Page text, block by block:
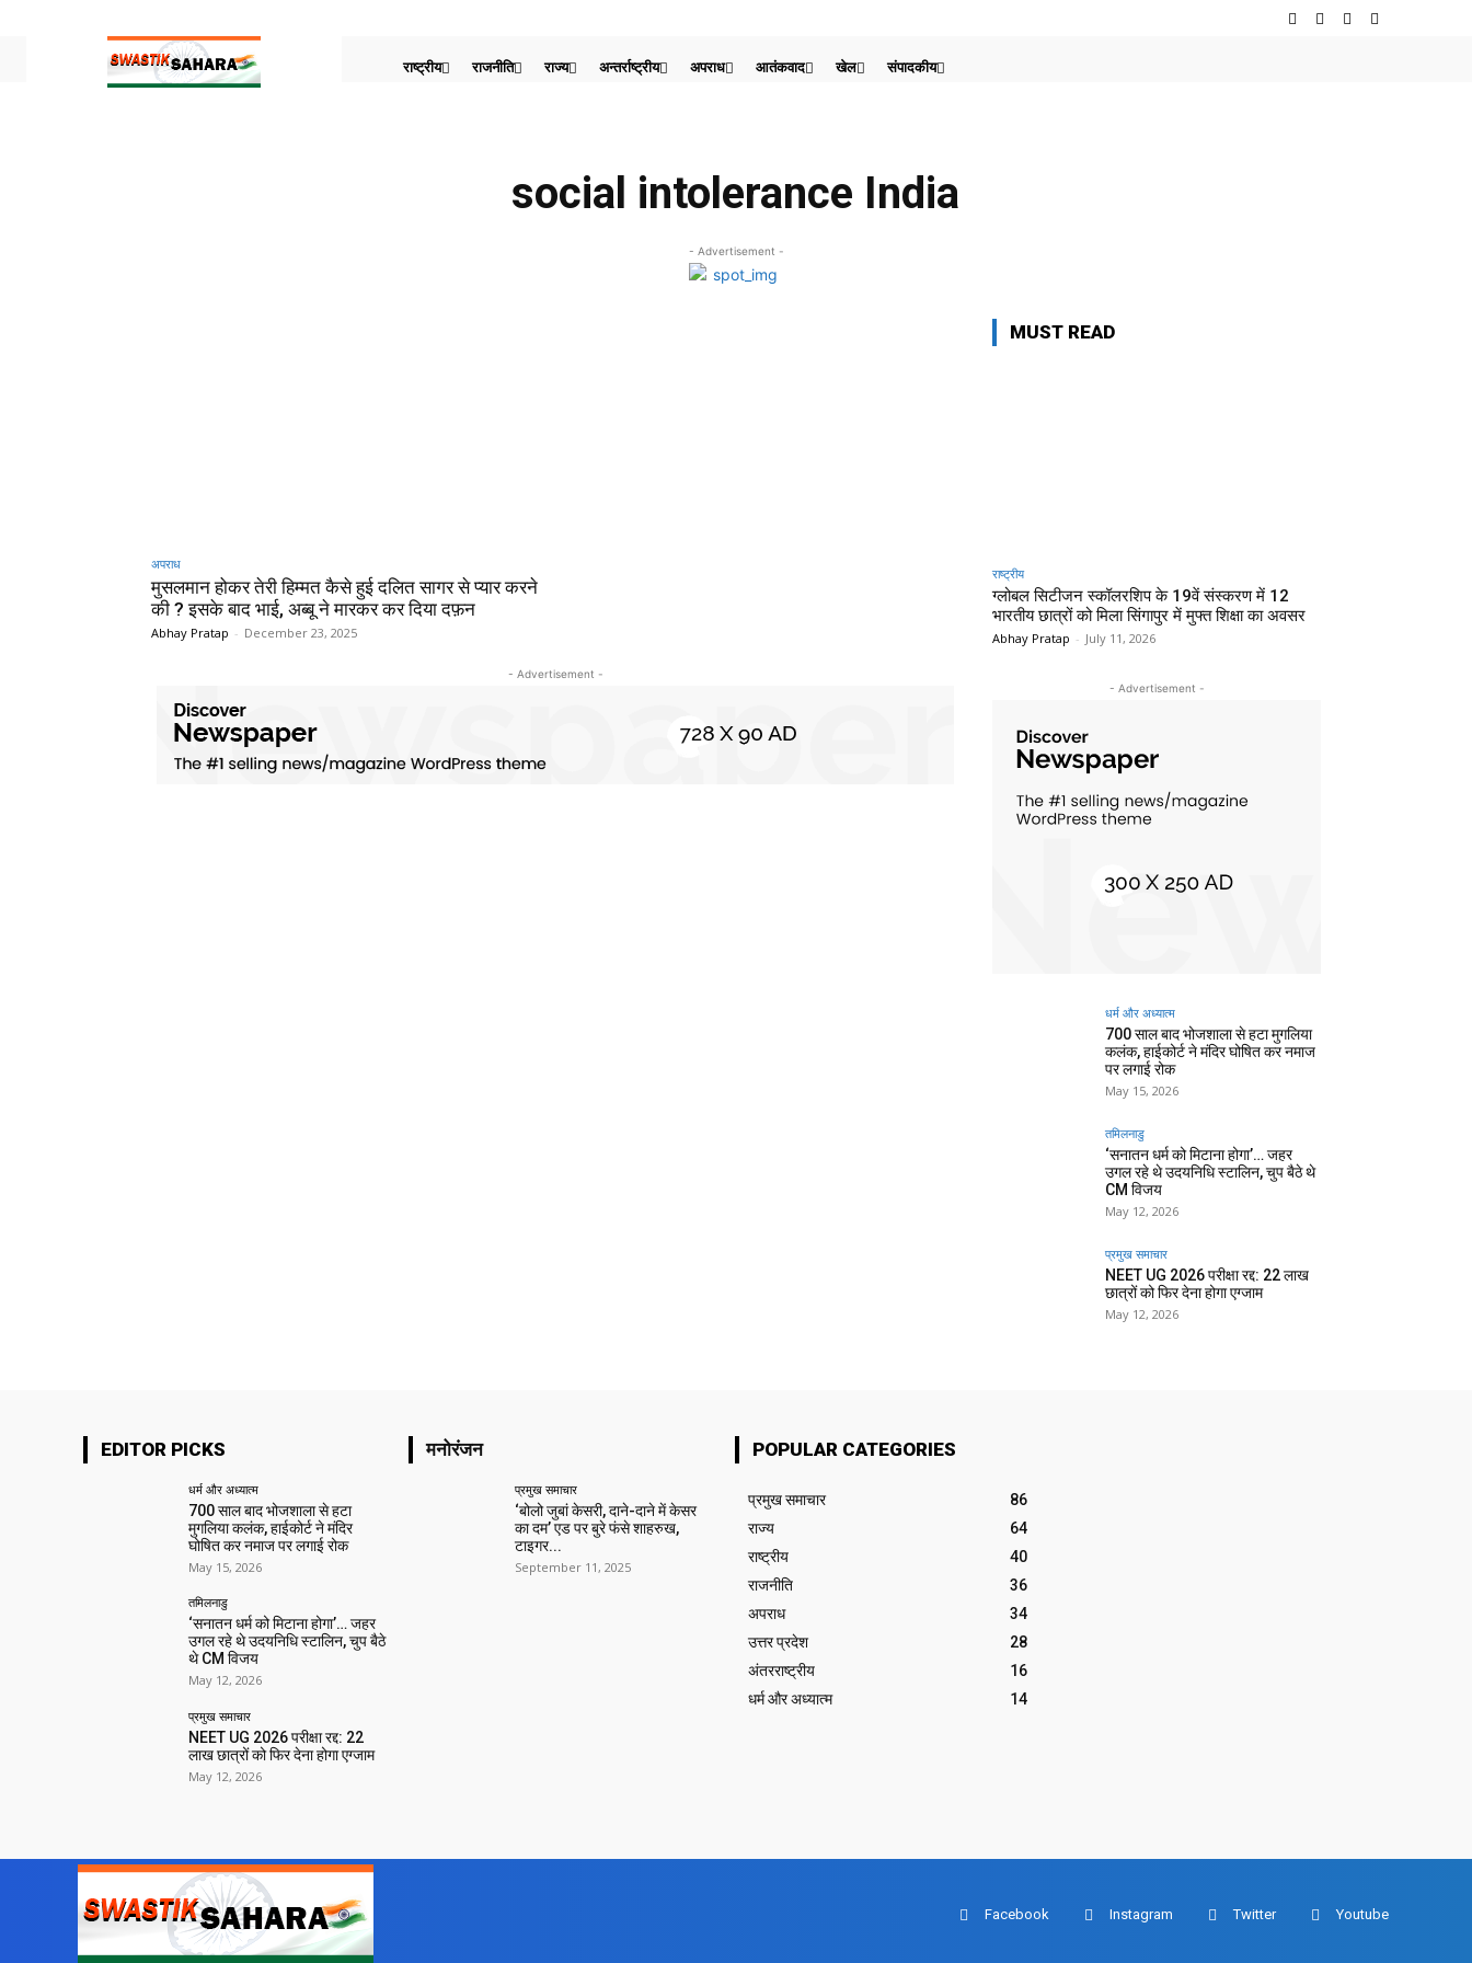
राष्ट्रीय राजनीति राज्य अन्तर्राष्ट्रीय अपराध आतंकवाद खेल संपादकीय
social intolerance India
- Advertisement -
अपराध
मुसलमान होकर तेरी हिम्मत कैसे हुई दलित सागर से प्यार करने
की ? इसके बाद भाई, अब्बू ने मारकर कर दिया दफ़न
Abhay Pratap - December 23, 2025
- Advertisement -
MUST READ
राष्ट्रीय
ग्लोबल सिटीजन स्कॉलरशिप के 19वें संस्करण में 12
भारतीय छात्रों को मिला सिंगापुर में मुफ्त शिक्षा का अवसर
Abhay Pratap - July 11, 2026
- Advertisement -
धर्म और अध्यात्म
700 साल बाद भोजशाला से हटा मुगलिया
कलंक, हाईकोर्ट ने मंदिर घोषित कर नमाज
पर लगाई रोक
May 15, 2026
तमिलनाडु
‘सनातन धर्म को मिटाना होगा’… जहर
उगल रहे थे उदयनिधि स्टालिन, चुप बैठे थे
CM विजय
May 12, 2026
प्रमुख समाचार‎
NEET UG 2026 परीक्षा रद्द: 22 लाख
छात्रों को फिर देना होगा एग्जाम
May 12, 2026
EDITOR PICKS
धर्म और अध्यात्म
700 साल बाद भोजशाला से हटा
मुगलिया कलंक, हाईकोर्ट ने मंदिर
घोषित कर नमाज पर लगाई रोक
May 15, 2026
तमिलनाडु
‘सनातन धर्म को मिटाना होगा’… जहर
उगल रहे थे उदयनिधि स्टालिन, चुप बैठे
थे CM विजय
May 12, 2026
प्रमुख समाचार‎
NEET UG 2026 परीक्षा रद्द: 22
लाख छात्रों को फिर देना होगा एग्जाम
May 12, 2026
मनोरंजन
प्रमुख समाचार‎
‘बोलो जुबां केसरी, दाने-दाने में केसर
का दम’ एड पर बुरे फंसे शाहरुख,
टाइगर...
September 11, 2025
POPULAR CATEGORIES
प्रमुख समाचार‎
86
राज्य
64
राष्ट्रीय
40
राजनीति
36
अपराध
34
उत्तर प्रदेश
28
अंतरराष्ट्रीय
16
धर्म और अध्यात्म
14
Facebook Instagram Twitter Youtube